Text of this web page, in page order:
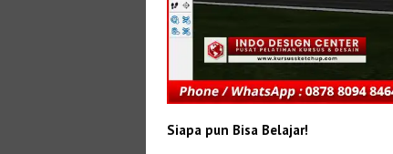
Siapa pun Bisa Belajar!